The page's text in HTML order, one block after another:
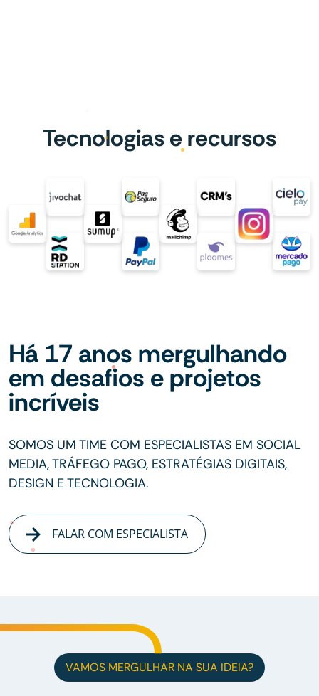
Tecnologias e recursos
Há 17 anos mergulhando
em desafios e projetos
incríveis
SOMOS UM TIME COM ESPECIALISTAS EM SOCIAL
MEDIA, TRÁFEGO PAGO, ESTRATÉGIAS DIGITAIS,
DESIGN E TECNOLOGIA.
FALAR COM ESPECIALISTA
VAMOS MERGULHAR NA SUA IDEIA?